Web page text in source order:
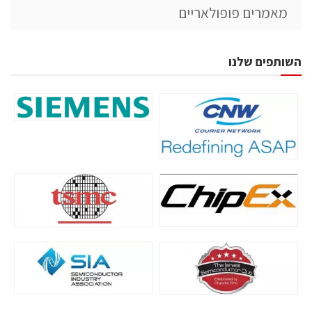
מאמרים פופולאריים
השותפים שלנו